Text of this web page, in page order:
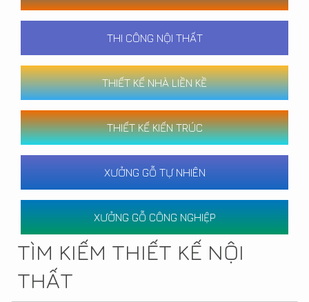
THI CÔNG NỘI THẤT
THIẾT KẾ NHÀ LIỀN KỀ
THIẾT KẾ KIẾN TRÚC
XƯỞNG GỖ TỰ NHIÊN
XƯỞNG GỖ CÔNG NGHIỆP
TÌM KIẾM THIẾT KẾ NỘI
THẤT